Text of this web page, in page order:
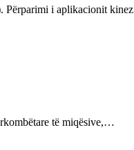
Përparimi i aplikacionit
të miqësive,…